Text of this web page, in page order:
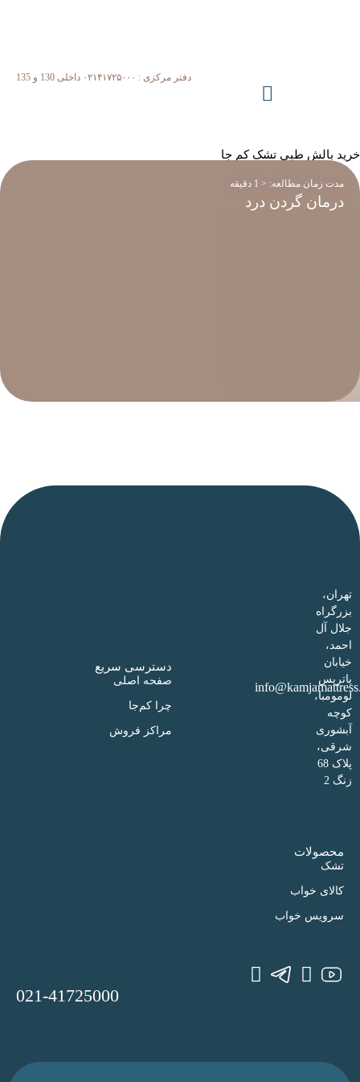
دفتر مرکزی : ۰۲۱۴۱۷۲۵۰۰۰ داخلی 130 و 135
خرید بالش طبی تشک کم جا
مدت زمان مطالعه: < 1 دقیقه
درمان گردن درد
تهران،
بزرگراه
جلال آل
احمد،
خیابان
پاتریس
لومومبا،
کوچه
آبشوری
شرقی،
پلاک 68
زنگ 2
دسترسی سریع
صفحه اصلی
چرا کم‌جا
مراکز فروش
محصولات
تشک
کالای خواب
سرویس خواب
021-41725000